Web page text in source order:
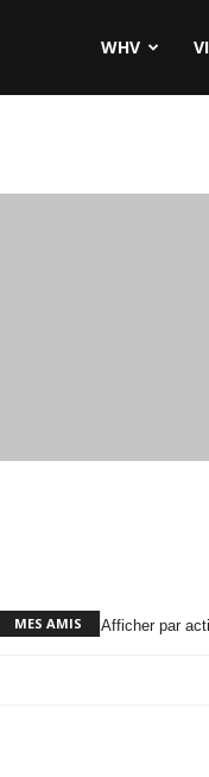
WHV
MES AMIS Afficher par